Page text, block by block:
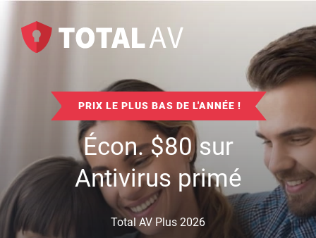
PRIX LE PLUS BAS DE L'ANNÉE !
Écon.$80sur
Antivirus primé
Total AV Plus 2026